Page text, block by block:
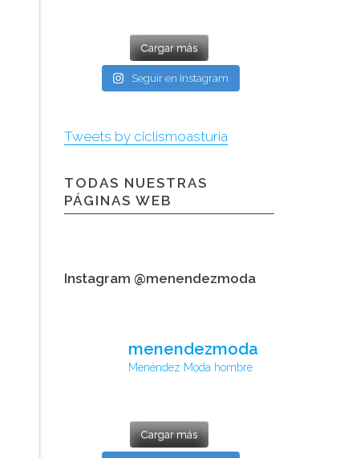
Cargar más
Seguir en Instagram
Tweets by ciclismoasturia
TODAS NUESTRAS
PÁGINAS WEB
Instagram @menendezmoda
menendezmoda
Menéndez Moda hombre
Cargar más